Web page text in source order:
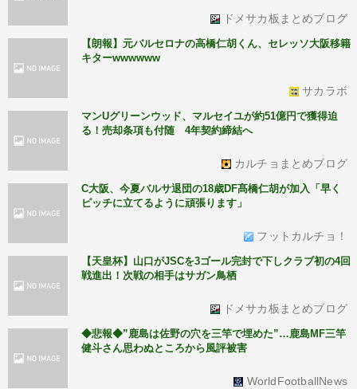
ドメサカ板まとめブログ
【朗報】元バルセロナの高橋仁胡くん、セレッソ大阪移籍
キターwwwwww
サカラボ
マンUグリーンウッド、マルセイユが約51億円で獲得迫
る！売却条項も付随 4年契約締結へ
カルチョまとめブログ
C大阪、今夏バルサ退団の18歳DF髙橋仁胡が加入「早く
ピッチに立てるように頑張ります」
フットカルチョ！
【天皇杯】山口がJSCを3ゴール完封で下しクラブ初の4回
戦進出！次戦の相手はサガン鳥栖
ドメサカ板まとめブログ
◆悲報◆”鹿島は佐野の穴を三竿で埋めた”…鹿島MF三竿
健斗さん思わぬところから風評被害
WorldFootballNews